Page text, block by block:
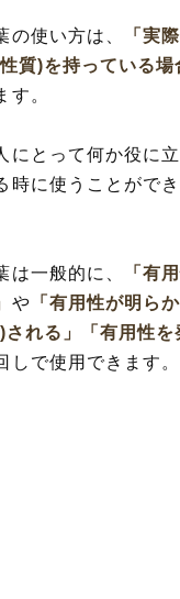
の使い方は、
「実
質)を持っている場
す。
にとって何か役に
時に使うことがで
は一般的に、
「有
や 「有用性が明ら
れる」
「有用性を
しで使用できます。